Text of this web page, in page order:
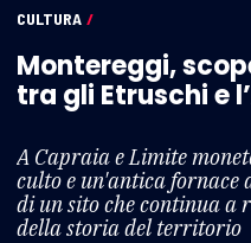
CULTURA /
Montereggi,
tra gli Etruschi e
A Capraia e Limite
culto e un'antica fornace
di un sito che continua a
della storia del territorio